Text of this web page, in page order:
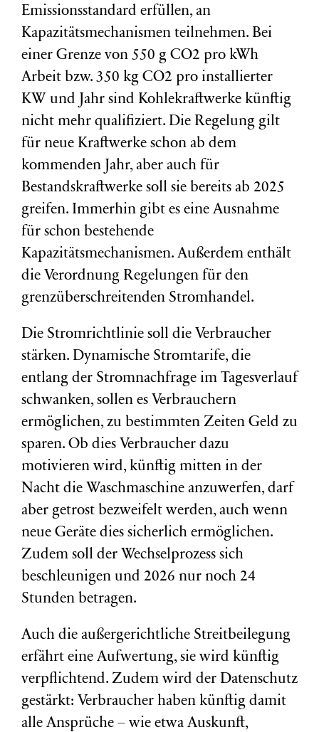
Emissionsstandard erfüllen, an
Kapazitätsmechanismen teilnehmen. Bei
einer Grenze von 550 g CO2 pro kWh
Arbeit bzw. 350 kg CO2 pro installierter
KW und Jahr sind Kohlekraftwerke künftig
nicht mehr qualifiziert. Die Regelung gilt
für neue Kraftwerke schon ab dem
kommenden Jahr, aber auch für
Bestandskraftwerke soll sie bereits ab 2025
greifen. Immerhin gibt es eine Ausnahme
für schon bestehende
Kapazitätsmechanismen. Außerdem enthält
die Verordnung Regelungen für den
grenzüberschreitenden Stromhandel.
Die Stromrichtlinie soll die Verbraucher
stärken. Dynamische Stromtarife, die
entlang der Stromnachfrage im Tagesverlauf
schwanken, sollen es Verbrauchern
ermöglichen, zu bestimmten Zeiten Geld zu
sparen. Ob dies Verbraucher dazu
motivieren wird, künftig mitten in der
Nacht die Waschmaschine anzuwerfen, darf
aber getrost bezweifelt werden, auch wenn
neue Geräte dies sicherlich ermöglichen.
Zudem soll der Wechselprozess sich
beschleunigen und 2026 nur noch 24
Stunden betragen.
Auch die außergerichtliche Streitbeilegung
erfährt eine Aufwertung, sie wird künftig
verpflichtend. Zudem wird der Datenschutz
gestärkt: Verbraucher haben künftig damit
alle Ansprüche – wie etwa Auskunft,